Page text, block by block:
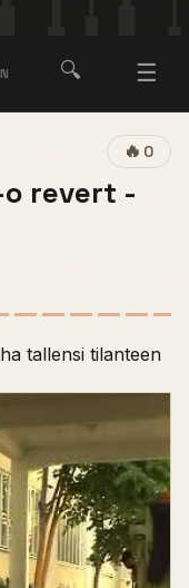
🔍 ☰
🔥 0
revert -
tallensi tilanteen